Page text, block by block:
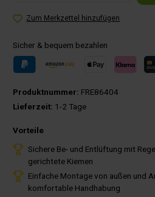
Zum Merkzettel hinzufügen
Sicher & bequem bezahlen
Produktnummer: FRE86404
Lieferzeit: 1-2 Tage
Vorteile
Sichere Be- und Entlüftung mit
gerichtete Kiemen
Einfache Montage von außen und
komfortable Handhabung